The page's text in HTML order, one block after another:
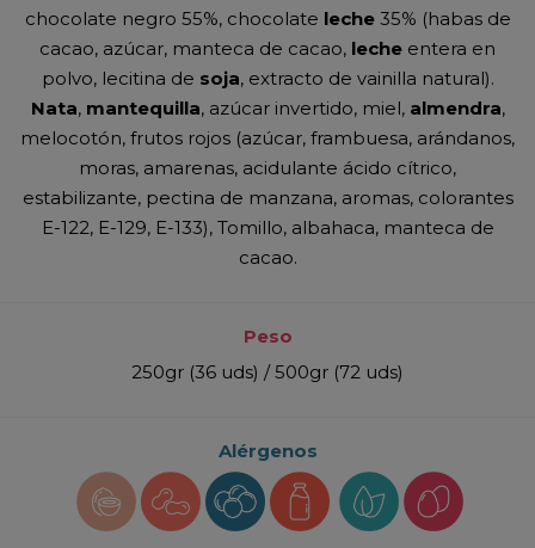
chocolate negro 55%, chocolate leche35% (habas de
cacao, azúcar, manteca de cacao, leche entera en
polvo, lecitina de soja, extracto de vainilla natural).
Nata, mantequilla, azúcar invertido, miel, almendra,
melocotón, frutos rojos (azúcar, frambuesa, arándanos,
moras, amarenas, acidulante ácido cítrico,
estabilizante, pectina de manzana, aromas, colorantes
E-122, E-129, E-133), Tomillo, albahaca, manteca de
cacao.
Peso
250gr (36 uds) / 500gr (72 uds)
Alérgenos